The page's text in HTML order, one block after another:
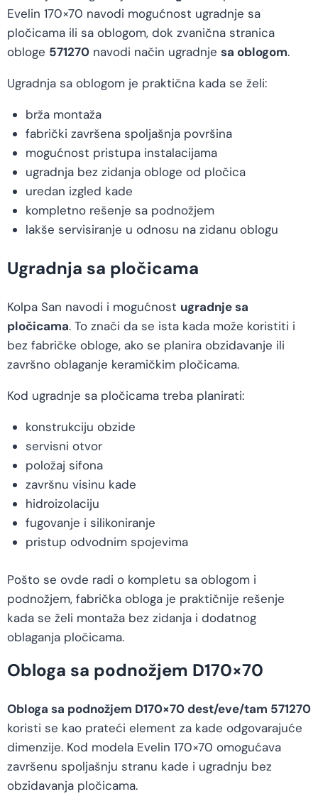
Evelin 170×70 navodi mogućnost ugradnje sa
pločicama ili sa oblogom, dok zvanična stranica
obloge 571270 navodi način ugradnje sa oblogom.
Ugradnja sa oblogom je praktična kada se želi:
brža montaža
fabrički završena spoljašnja površina
mogućnost pristupa instalacijama
ugradnja bez zidanja obloge od pločica
uredan izgled kade
kompletno rešenje sa podnožjem
lakše servisiranje u odnosu na zidanu oblogu
Ugradnja sa pločicama
Kolpa San navodi i mogućnost ugradnje sa
pločicama. To znači da se ista kada može koristiti i
bez fabričke obloge, ako se planira obzidavanje ili
završno oblaganje keramičkim pločicama.
Kod ugradnje sa pločicama treba planirati:
konstrukciju obzide
servisni otvor
položaj sifona
završnu visinu kade
hidroizolaciju
fugovanje i silikoniranje
pristup odvodnim spojevima
Pošto se ovde radi o kompletu sa oblogom i
podnožjem, fabrička obloga je praktičnije rešenje
kada se želi montaža bez zidanja i dodatnog
oblaganja pločicama.
Obloga sa podnožjem D170×70
Obloga sa podnožjem D170×70 dest/eve/tam 571270
koristi se kao prateći element za kade odgovarajuće
dimenzije. Kod modela Evelin 170×70 omogućava
završenu spoljašnju stranu kade i ugradnju bez
obzidavanja pločicama.